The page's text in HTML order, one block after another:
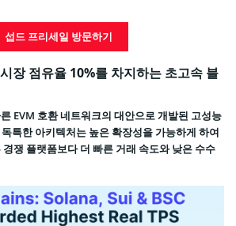
섭드 프리세일 방문하기
장 점유율 10%를 차지하는 초고속 블
EVM 호환 네트워크의 대안으로 개발된 고성능
특한 아키텍처는 높은 확장성을 가능하게 하여
쟁 플랫폼보다 더 빠른 거래 속도와 낮은 수수